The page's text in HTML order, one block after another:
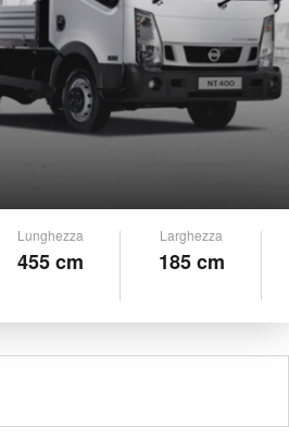
Lunghezza
455 cm
Larghezza
185 cm